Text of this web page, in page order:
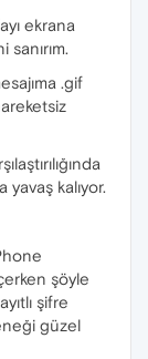
ekrana
sanırım.
.gif
kalıyor.
şöyle
şifre
güzel